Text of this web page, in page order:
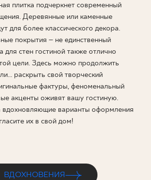
КОНТАКТ
EN SK DE UK RU
плитка подчеркнет современный
Деревянные или каменные
для более классического декора.
покрытия – не единственный
для стен гостиной также отлично
цели. Здесь можно продолжить
раскрыть свой творческий
фактуры, феноменальный
акценты оживят вашу гостиную.
вдохновляющие варианты оформления
их в свой дом!
ВДОХНОВЕНИЯ